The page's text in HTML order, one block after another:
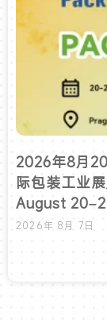
2026年8月
际包装工业
August
2026年 8月 7日